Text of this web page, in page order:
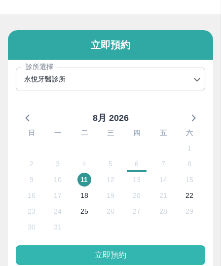
立即預約
診所選擇
永悅牙醫診所
8月 2026
日 一 二 三 四 五
六
1
2
3 4 5 6 7
8
9
10 11 12 13 14
15
16
17 18 19 20 21
22
23
24 25 26 27 28
29
30
31
立即預約